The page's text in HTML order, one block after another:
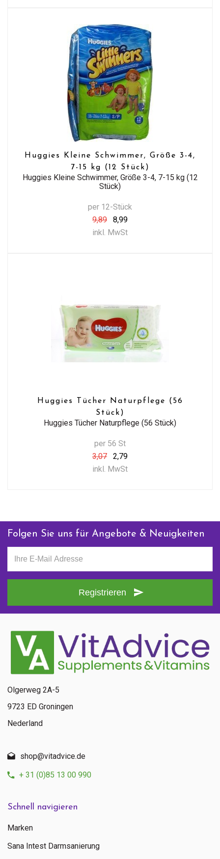
Huggies Kleine Schwimmer, Größe 3-4,
7-15 kg (12 Stück)
Huggies Kleine Schwimmer, Größe 3-4, 7-15 kg (12
Stück)
per 12-Stück
9,89
8,99
inkl. MwSt
Huggies Tücher Naturpflege (56
Stück)
Huggies Tücher Naturpflege (56 Stück)
per 56 St
3,07
2,79
inkl. MwSt
Folgen Sie uns für Angebote & Neuigkeiten
Registrieren
Schnell navigieren
Marken
Sana Intest Darmsanierung
Olgerweg 2A-5
9723 ED Groningen
Nederland
shop@vitadvice.de
+ 31 (0)85 13 00 990